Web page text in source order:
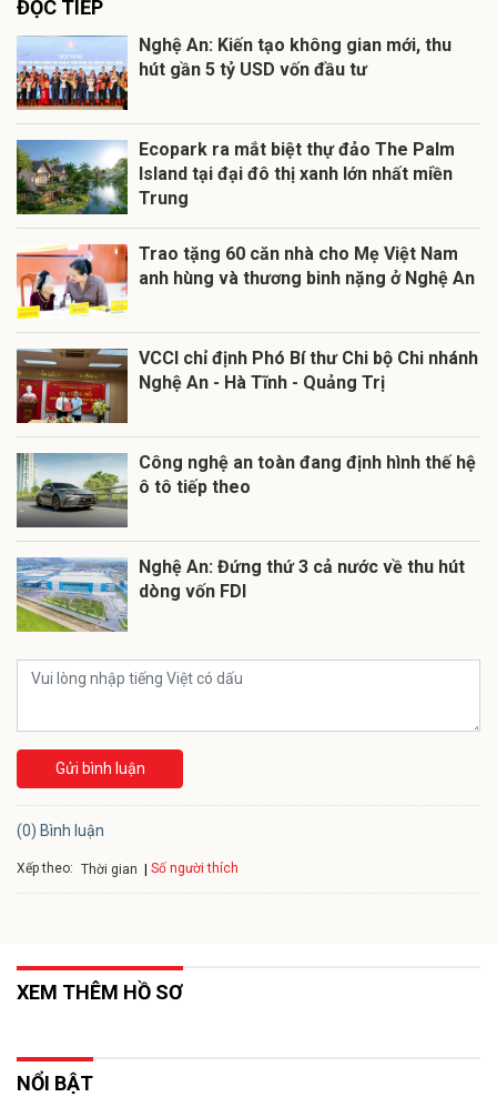
ĐỌC TIẾP
Nghệ An: Kiến tạo không gian mới, thu
hút gần 5 tỷ USD vốn đầu tư
Ecopark ra mắt biệt thự đảo The Palm
Island tại đại đô thị xanh lớn nhất miền
Trung
Trao tặng 60 căn nhà cho Mẹ Việt Nam
anh hùng và thương binh nặng ở Nghệ An
VCCI chỉ định Phó Bí thư Chi bộ Chi nhánh
Nghệ An - Hà Tĩnh - Quảng Trị
Công nghệ an toàn đang định hình thế hệ
ô tô tiếp theo
Nghệ An: Đứng thứ 3 cả nước về thu hút
dòng vốn FDI
Gửi bình luận
(0) Bình luận
Xếp theo: Thời gian Số người thích
XEM THÊM HỒ SƠ
NỔI BẬT